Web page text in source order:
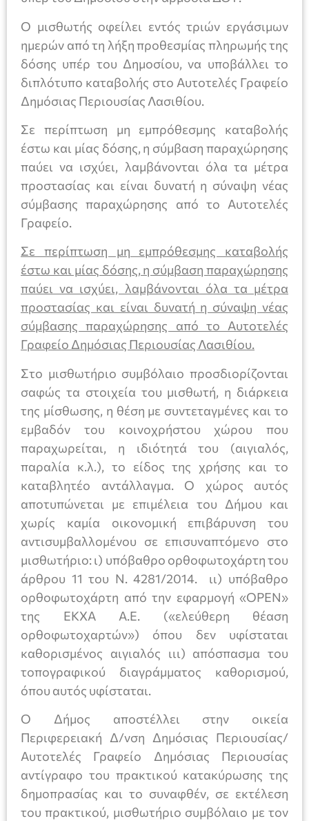
Ο μισθωτής οφείλει εντός τριών εργάσιμων
ημερών από τη λήξη προθεσμίας πληρωμής της
δόσης υπέρ του Δημοσίου, να υποβάλλει το
διπλότυπο καταβολής στο Αυτοτελές Γραφείο
Δημόσιας Περιουσίας Λασιθίου.
Σε περίπτωση μη εμπρόθεσμης καταβολής
έστω και μίας δόσης, η σύμβαση παραχώρησης
παύει να ισχύει, λαμβάνονται όλα τα μέτρα
προστασίας και είναι δυνατή η σύναψη νέας
σύμβασης παραχώρησης από το Αυτοτελές
Γραφείο.
Σε περίπτωση μη εμπρόθεσμης καταβολής
έστω και μίας δόσης, η σύμβαση παραχώρησης
παύει να ισχύει, λαμβάνονται όλα τα μέτρα
προστασίας και είναι δυνατή η σύναψη νέας
σύμβασης παραχώρησης από το Αυτοτελές
Γραφείο Δημόσιας Περιουσίας Λασιθίου.
Στο μισθωτήριο συμβόλαιο προσδιορίζονται
σαφώς τα στοιχεία του μισθωτή, η διάρκεια
της μίσθωσης, η θέση με συντεταγμένες και το
εμβαδόν του κοινοχρήστου χώρου που
παραχωρείται, η ιδιότητά του (αιγιαλός,
παραλία κ.λ.), το είδος της χρήσης και το
καταβλητέο αντάλλαγμα. Ο χώρος αυτός
αποτυπώνεται με επιμέλεια του Δήμου και
χωρίς καμία οικονομική επιβάρυνση του
αντισυμβαλλομένου σε επισυναπτόμενο στο
μισθωτήριο: ι) υπόβαθρο ορθοφωτοχάρτη του
άρθρου 11 του Ν. 4281/2014. ιι) υπόβαθρο
ορθοφωτοχάρτη από την εφαρμογή «ΟΡΕΝ»
της ΕΚΧΑ Α.Ε. («ελεύθερη θέαση
ορθοφωτοχαρτών») όπου δεν υφίσταται
καθορισμένος αιγιαλός ιιι) απόσπασμα του
τοπογραφικού διαγράμματος καθορισμού,
όπου αυτός υφίσταται.
Ο Δήμος αποστέλλει στην οικεία
Περιφερειακή Δ/νση Δημόσιας Περιουσίας/
Αυτοτελές Γραφείο Δημόσιας Περιουσίας
αντίγραφο του πρακτικού κατακύρωσης της
δημοπρασίας και το συναφθέν, σε εκτέλεση
του πρακτικού, μισθωτήριο συμβόλαιο με τον